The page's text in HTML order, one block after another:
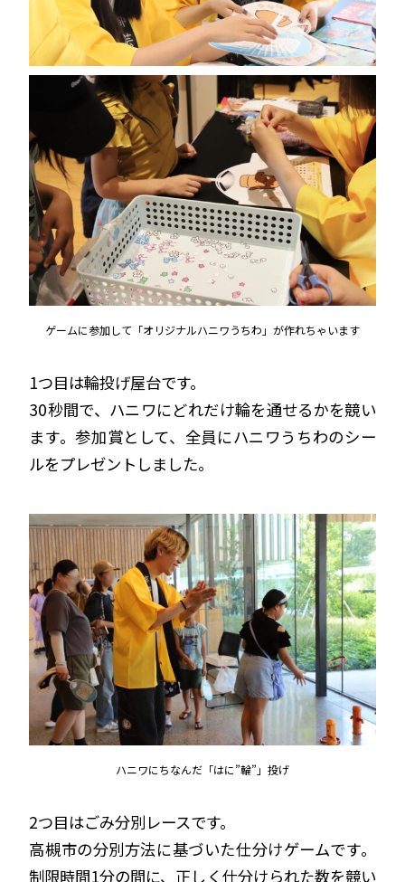
ゲームに参加して「オリジナルハニワうちわ」が作れちゃいます
1つ目は輪投げ屋台です。
30秒間で、ハニワにどれだけ輪を通せるかを競い
ます。参加賞として、全員にハニワうちわのシー
ルをプレゼントしました。
ハニワにちなんだ「はに”輪”」投げ
2つ目はごみ分別レースです。
高槻市の分別方法に基づいた仕分けゲームです。
制限時間1分の間に、正しく仕分けられた数を競い